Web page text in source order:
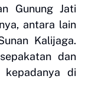
Gunung Jati
antara lain
Kalijaga.
dan
di